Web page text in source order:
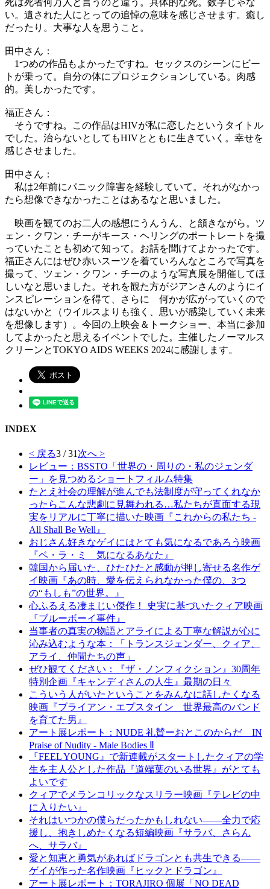
死は死者何万人と言うのと違う。具体的な死。数字じゃな
い。遺された人にとっての追悼の意味を感じさせます。癒し
だったり。大事な人を思うこと。
田中さん：
1つめの作品もよかったですね。セックスのシーンにビー
トが乗って。自分の体にプロジェクションしている。肉感
的。美しかったです。
福正さん：
そうですね。この作品はHIVが私に恋したというタイトル
でした。治らないとしてもHIVとともに生きていく。幸せを
感じさせました。
田中さん：
私は2年前にパニック障害を経験していて。それがなかっ
たら想像できなかったことはあるなと思いました。
映画を観てのお二人の感想にうんうん、と頷きながら。ツ
ェン・クワン・チーがキース・ヘリングのポートレートを撮
っていたことも初めて知って。お話を聞けてよかったです。
福正さんにはぜひ赤いスーツを着ていろんなところで写真を
撮って、ツェン・クワン・チーのような写真展を開催してほ
しいなと思いました。それを観た方がジアンさんのようにイ
ンスピレーションを得て、さらに 何かが広がっていくので
はないかと（ウイルスよりも強く、思いが感染していく未来
を想像します）。今回の上映会＆トークショー、本当に参加
してよかったと思えるイベントでした。主催したノーマルス
クリーンとTOKYO AIDS WEEKS 2024に感謝します。
INDEX
< 戻る3 / 31 次へ >
レビュー：BSSTO「世界の・周りの・私のジェンダ
ー」を見つめるショートフィルム特集
たとえ社会の理解が進んでも法制度が守ってくれなか
ったらこんな悲劇に見舞われる…私たちが直面する現
実をリアルに丁寧に描いた映画『これからの私たち -
All Shall Be Well』
おじさん好きなゲイにはとても気になるであろう映画
『ベ・ラ・ミ 気になるあなた』
韓国から届いた、ひたひたと感動が押し寄せる名作ゲ
イ映画『あの時、愛を伝えられなかった僕の、3つ
の“もしも”の世界。』
心ふるえる凄まじい傑作！ 史実に基づいたクィア映画
『ブルーボーイ事件』
当事者の真実の物語とアライによる丁寧な解説が心に
沁み込むような本：「トランスジェンダー、クィア、
アライ、仲間たちの声」
ぜひ観てください：『ザ・ノンフィクション』30周年
特別企画『キャンディさんの人生』最期の日々
こういう人がいたということをみんなに話したくなる
映画『ブライアン・エプスタイン 世界最高のバンド
を育てた男』
アート展レポート：NUDE 礼賛ーおとこのからだ IN
Praise of Nudity - Male Bodies Ⅱ
『FEEL YOUNG』で新連載がスタートしたクィアの学
生を主人公とした作品『道端葉のいる世界』がとても
よいです
クィアでメランコリックなスリラー映画『テレビの中
に入りたい』
それはいつかの僕らだったかもしれない――全力で応
援し、抱きしめたくなる短編映画『サラバ、さらん
へ、サラバ』
愛と知恵と勇気があればドラゴンとも共生できる――
ゲイが作った名作映画『ヒックとドラゴン』
アート展レポート：TORAJIRO 個展「NO DEAD